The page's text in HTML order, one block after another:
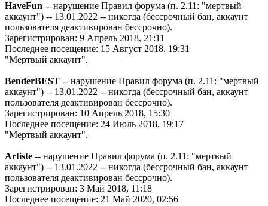
HaveFun -- нарушение Правил форума (п. 2.11: "мертвый
аккаунт") -- 13.01.2022 -- никогда (бессрочный бан, аккаунт
пользователя деактивирован бессрочно).
Зарегистрирован: 9 Апрель 2018, 21:11
Последнее посещение: 15 Август 2018, 19:31
"Мертвый аккаунт".
BenderBEST -- нарушение Правил форума (п. 2.11: "мертвый
аккаунт") -- 13.01.2022 -- никогда (бессрочный бан, аккаунт
пользователя деактивирован бессрочно).
Зарегистрирован: 10 Апрель 2018, 15:30
Последнее посещение: 24 Июль 2018, 19:17
"Мертвый аккаунт".
Artiste -- нарушение Правил форума (п. 2.11: "мертвый
аккаунт") -- 13.01.2022 -- никогда (бессрочный бан, аккаунт
пользователя деактивирован бессрочно).
Зарегистрирован: 3 Май 2018, 11:18
Последнее посещение: 21 Май 2020, 02:56